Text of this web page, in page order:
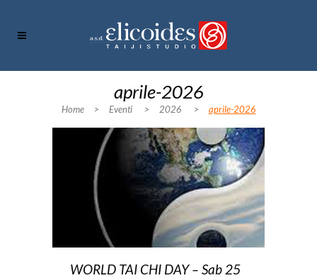
aprile-2026
Home > Eventi > 2026 > aprile-2026
WORLD TAI CHI DAY – Sab 25